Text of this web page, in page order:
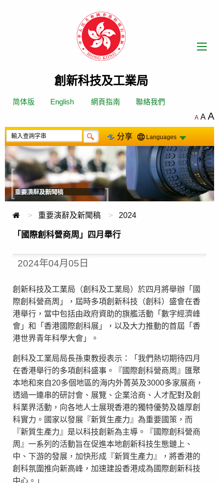
創新科技及工業局
简体版 English 網頁指南 聯絡我們
A A A
分享 Languages
重要演辭及新聞稿 2024
「國際創科營商周」四月舉行
2024年04月05日
創新科技及工業局（創科及工業局）於四月將舉辦「國
際創科營商周」，屆時多項創新科技（創科）盛會在香
港舉行，當中包括由政府資助的旗艦活動「數字經濟峰
會」和「香港國際創科展」，以及大力推動的首屆「香
港世界青年科學大會」。
創科及工業局局長孫東教授表示：「我們熱切期待四月
在香港舉行的多項創科盛事。『國際創科營商周』匯聚
本地和來自20多個地區的海内外菁英及3000多家展商，
透過一連串的研討會、展覽、企業洽商、人才配對及創
科業界活動，向各地人士展現香港的獨特優勢及雄厚創
科實力。國家以發展『新質生產力』為重要國策，而
『新質生產力』是以科技創新為主導。『國際創科營商
周』一系列的活動旨在促進本地創新科技生態鏈上、
中、下游的發展，加快形成『新質生產力』，將香港的
創科氛圍推向新高峰，加速建設香港成為國際創新科技
中心。」